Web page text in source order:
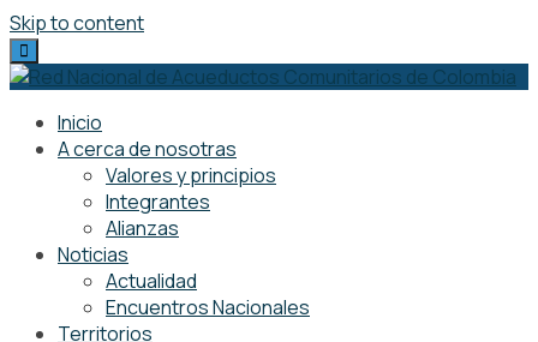
Skip to content
Inicio
A cerca de nosotras
Valores y principios
Integrantes
Alianzas
Noticias
Actualidad
Encuentros Nacionales
Territorios